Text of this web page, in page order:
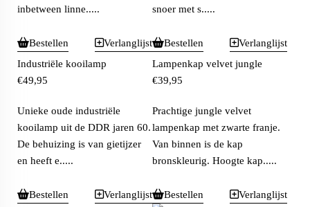
inbetween linne.....
Bestellen Verlanglijst
snoer met s.....
Bestellen
Verlanglijst
Industriële kooilamp
€49,95
Unieke oude industriële
kooilamp uit de DDR jaren 60.
De behuizing is van gietijzer
en heeft e.....
Bestellen Verlanglijst
Lampenkap velvet jungle
€39,95
Prachtige jungle velvet
lampenkap met zwarte franje.
Van binnen is de kap
bronskleurig. Hoogte kap.....
Bestellen Verlanglijst